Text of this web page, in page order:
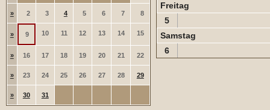
» 2 3 4 5 6 7 8
» 9 10 11 12 13 14 15
» 16 17 18 19 20 21 22
» 23 24 25 26 27 28 29
» 30 31
Freitag
5
Samstag
6